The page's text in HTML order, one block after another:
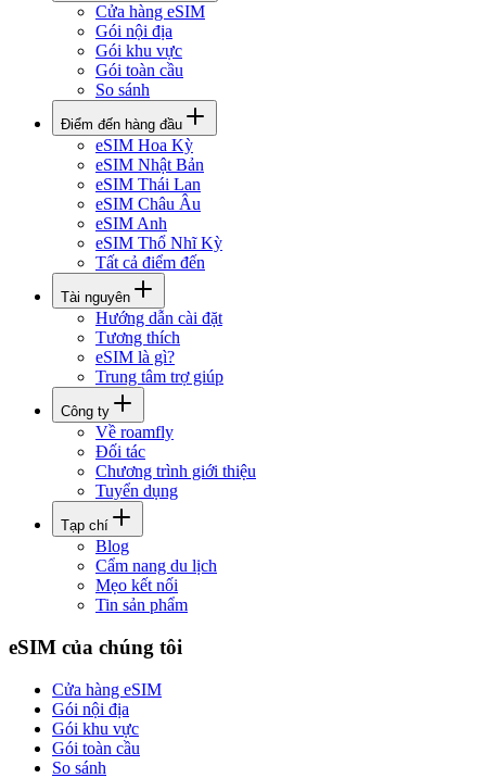
Cửa hàng eSIM
Gói nội địa
Gói khu vực
Gói toàn cầu
So sánh
Điểm đến hàng đầu
eSIM Hoa Kỳ
eSIM Nhật Bản
eSIM Thái Lan
eSIM Châu Âu
eSIM Anh
eSIM Thổ Nhĩ Kỳ
Tất cả điểm đến
Tài nguyên
Hướng dẫn cài đặt
Tương thích
eSIM là gì?
Trung tâm trợ giúp
Công ty
Về roamfly
Đối tác
Chương trình giới thiệu
Tuyển dụng
Tạp chí
Blog
Cẩm nang du lịch
Mẹo kết nối
Tin sản phẩm
eSIM của chúng tôi
Cửa hàng eSIM
Gói nội địa
Gói khu vực
Gói toàn cầu
So sánh